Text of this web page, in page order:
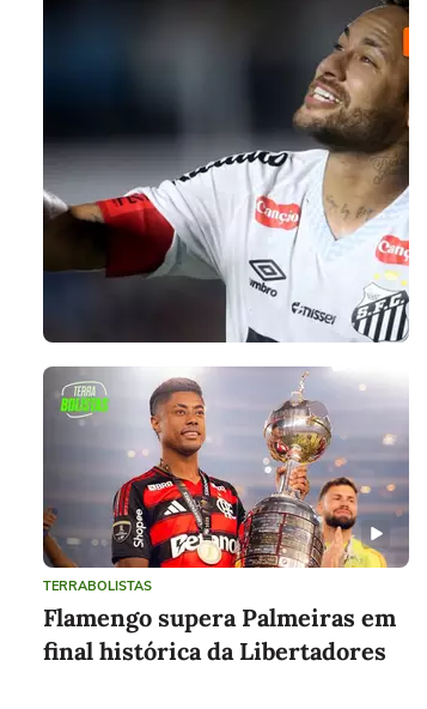
TERRABOLISTAS
Flamengo supera Palmeiras em
final histórica da Libertadores